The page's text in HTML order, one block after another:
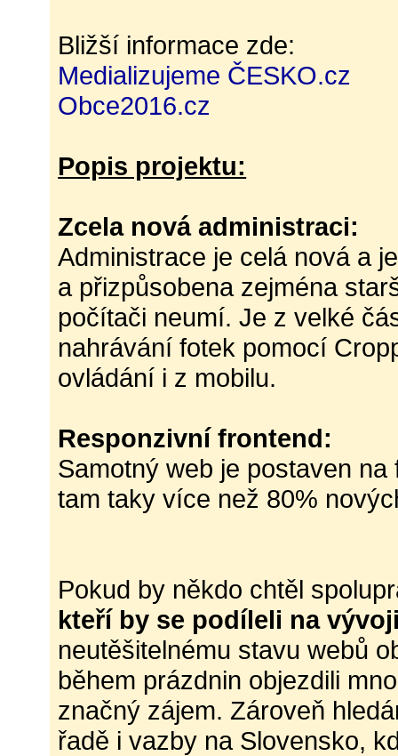
Bližší informace zde:
Medializujeme ČESKO.cz
Obce2016.cz
Popis projektu:
Zcela nová administraci:
Administrace je celá nová a
a přizpůsobena zejména
počítači neumí. Je z velké
nahrávání fotek pomocí
ovládání i z mobilu.
Responzivní frontend:
Samotný web je postaven
tam taky více než 80%
Pokud by někdo chtěl
kteří by se podíleli na
neutěšitelnému stavu webů
během prázdnin objezdili
značný zájem. Zároveň
řadě i vazby na Slovensko,